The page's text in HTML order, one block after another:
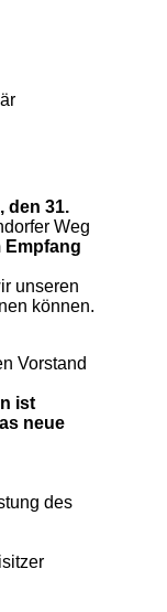
den 31.
Weg
Empfang
unseren
können.
Vorstand
ist
neue
des